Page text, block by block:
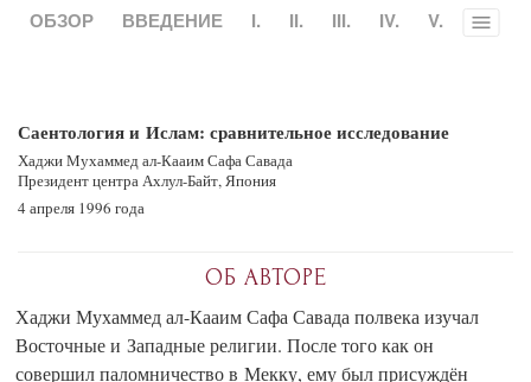
ОБЗОР ВВЕДЕНИЕ I. II. III. IV. V. Toggle
Саентология и Ислам: сравнительное исследование
Хаджи Мухаммед ал-КааимСафа Савада
Президент центра Ахлул-Байт, Япония
4 апреля 1996 года
ОБ АВТОРЕ
Хаджи Мухаммед ал-Кааим Сафа Савада полвека изучал
Восточные и Западные религии. После того как он
совершил паломничество в Мекку, ему был присуждён